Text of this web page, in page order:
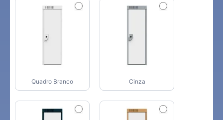
Quadro Branco Cinza